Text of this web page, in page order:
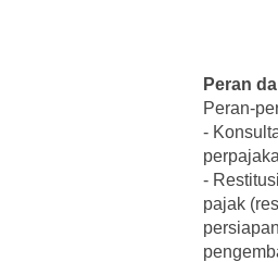
Peran
Peran-
-
-
pajak